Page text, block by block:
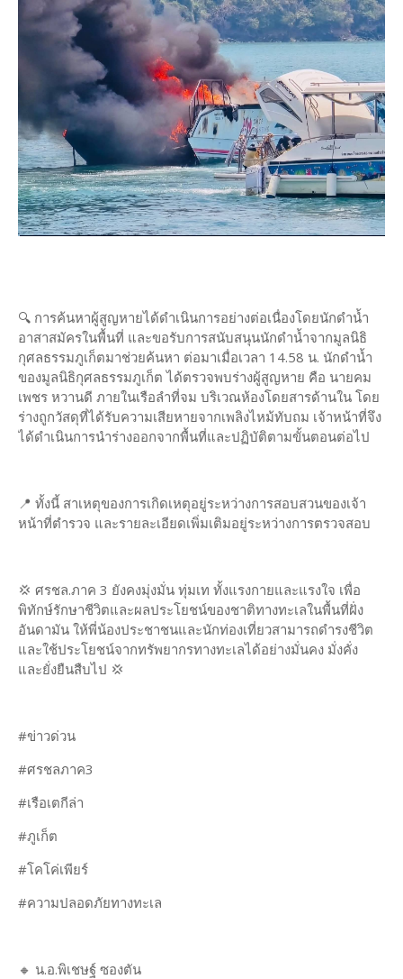
🔍 การค้นหาผู้สูญหายได้ดำเนินการอย่างต่อเนื่องโดยนักดำน้ำ
อาสาสมัครในพื้นที่ และขอรับการสนับสนุนนักดำน้ำจากมูลนิธิ
กุศลธรรมภูเก็ตมาช่วยค้นหา ต่อมาเมื่อเวลา 14.58 น. นักดำน้ำ
ของมูลนิธิกุศลธรรมภูเก็ต ได้ตรวจพบร่างผู้สูญหาย คือ นายคม
เพชร หวานดี ภายในเรือลำที่จม บริเวณห้องโดยสารด้านใน โดย
ร่างถูกวัสดุที่ได้รับความเสียหายจากเพลิงไหม้ทับถม เจ้าหน้าที่จึง
ได้ดำเนินการนำร่างออกจากพื้นที่และปฏิบัติตามขั้นตอนต่อไป
📍 ทั้งนี้ สาเหตุของการเกิดเหตุอยู่ระหว่างการสอบสวนของเจ้า
หน้าที่ตำรวจ และรายละเอียดเพิ่มเติมอยู่ระหว่างการตรวจสอบ
💢 ศรชล.ภาค 3 ยังคงมุ่งมั่น ทุ่มเท ทั้งแรงกายและแรงใจ เพื่อ
พิทักษ์รักษาชีวิตและผลประโยชน์ของชาติทางทะเลในพื้นที่ฝั่ง
อันดามัน ให้พี่น้องประชาชนและนักท่องเที่ยวสามารถดำรงชีวิต
และใช้ประโยชน์จากทรัพยากรทางทะเลได้อย่างมั่นคง มั่งคั่ง
และยั่งยืนสืบไป 💢
#ข่าวด่วน
#ศรชลภาค3
#เรือเตกีล่า
#ภูเก็ต
#โคโค่เพียร์
#ความปลอดภัยทางทะเล
🔸 น.อ.พิเชษฐ์ ซองตัน